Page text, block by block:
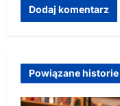
Powiązane historie